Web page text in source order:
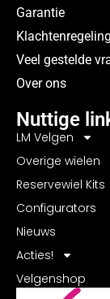
Garantie
Klachtenregeling
Veel gestelde
Over ons
Nuttige
LM Velgen
Overige wielen
Reservewiel Kits
Configurators
Nieuws
Acties!
Velgenshop